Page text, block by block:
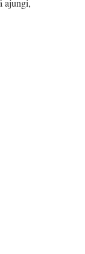
ajungi,